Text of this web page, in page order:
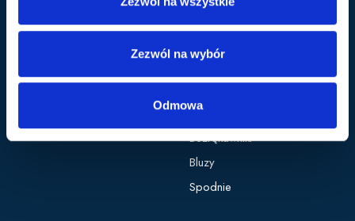
Zezwól na wybór
Odmowa
Marka Cutter & Buck
Zaloguj się
Popularne kategorie
Kurtki
Koszule
Softshelle
Bezrękawniki
Bluzy
Spodnie